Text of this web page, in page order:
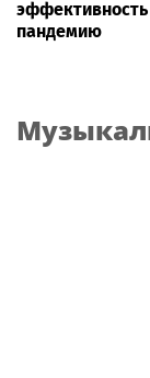
пандемию